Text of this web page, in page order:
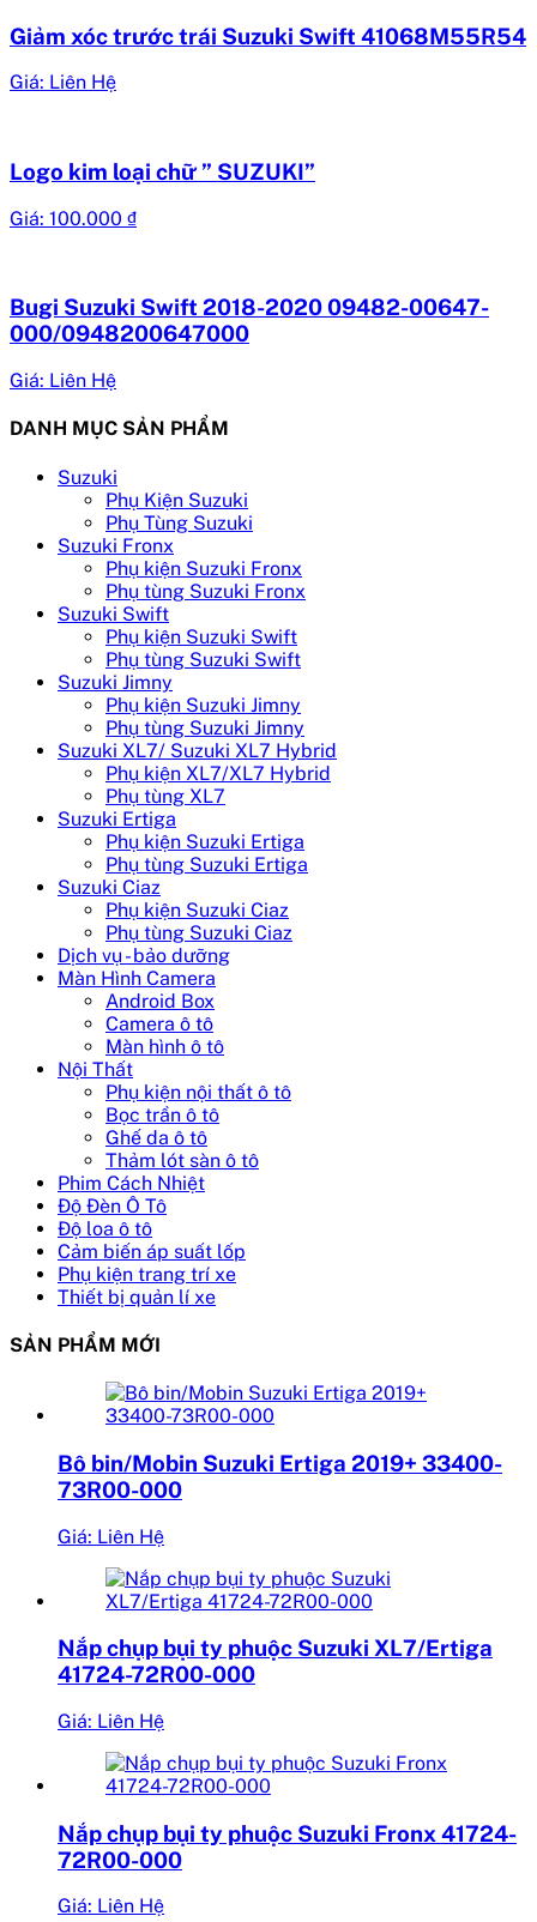
Giảm xóc trước trái Suzuki Swift 41068M55R54
Giá: Liên Hệ
Logo kim loại chữ ” SUZUKI”
Giá: 100.000 ₫
Bugi Suzuki Swift 2018-2020 09482-00647-
000/0948200647000
Giá: Liên Hệ
DANH MỤC SẢN PHẨM
Suzuki
Phụ Kiện Suzuki
Phụ Tùng Suzuki
Suzuki Fronx
Phụ kiện Suzuki Fronx
Phụ tùng Suzuki Fronx
Suzuki Swift
Phụ kiện Suzuki Swift
Phụ tùng Suzuki Swift
Suzuki Jimny
Phụ kiện Suzuki Jimny
Phụ tùng Suzuki Jimny
Suzuki XL7/ Suzuki XL7 Hybrid
Phụ kiện XL7/XL7 Hybrid
Phụ tùng XL7
Suzuki Ertiga
Phụ kiện Suzuki Ertiga
Phụ tùng Suzuki Ertiga
Suzuki Ciaz
Phụ kiện Suzuki Ciaz
Phụ tùng Suzuki Ciaz
Dịch vụ - bảo dưỡng
Màn Hình Camera
Android Box
Camera ô tô
Màn hình ô tô
Nội Thất
Phụ kiện nội thất ô tô
Bọc trần ô tô
Ghế da ô tô
Thảm lót sàn ô tô
Phim Cách Nhiệt
Độ Đèn Ô Tô
Độ loa ô tô
Cảm biến áp suất lốp
Phụ kiện trang trí xe
Thiết bị quản lí xe
SẢN PHẨM MỚI
Bô bin/Mobin Suzuki Ertiga 2019+ 33400-
73R00-000
Giá: Liên Hệ
Nắp chụp bụi ty phuộc Suzuki XL7/Ertiga
41724-72R00-000
Giá: Liên Hệ
Nắp chụp bụi ty phuộc Suzuki Fronx 41724-
72R00-000
Giá: Liên Hệ